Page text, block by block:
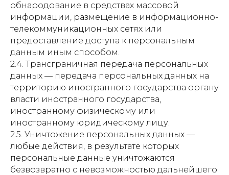
обнародование в средствах массовой
информации, размещение в информационно-
телекоммуникационных сетях или
предоставление доступа к персональным
данным иным способом.
2.4. Трансграничная передача персональных
данных — передача персональных данных на
территорию иностранного государства органу
власти иностранного государства,
иностранному физическому или
иностранному юридическому лицу.
2.5. Уничтожение персональных данных —
любые действия, в результате которых
персональные данные уничтожаются
безвозвратно с невозможностью дальнейшего